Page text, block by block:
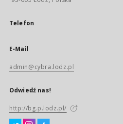
Telefon
E-Mail
admin@cybra.lodz.pl
Odwiedź nas!
http://bg.p.lodz.pl/